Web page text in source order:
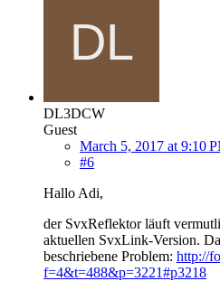
DL3DCW
Guest
March 5, 2017 at 9:10
#6
Hallo Adi,
der SvxReflektor läuft
aktuellen SvxLink-Version.
beschriebene Problem: http://
f=4&t=488&p=3221#p3218